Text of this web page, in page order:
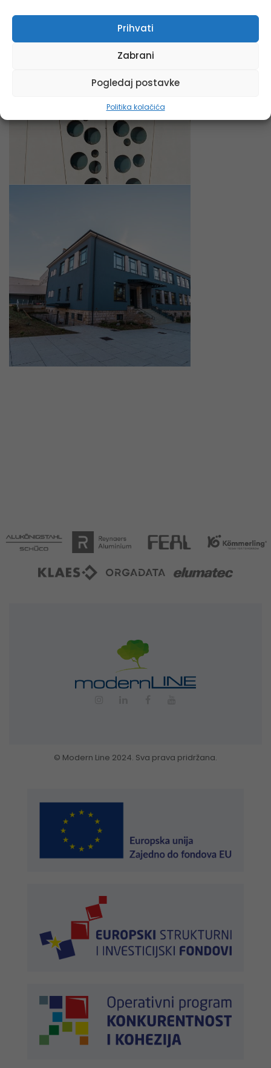
Prihvati
Zabrani
Pogledaj postavke
Politika kolačića
© Modern Line 2024. Sva prava pridržana.